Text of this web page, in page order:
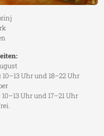
Uhr und 18–22 Uhr
Uhr und 17–21 Uhr